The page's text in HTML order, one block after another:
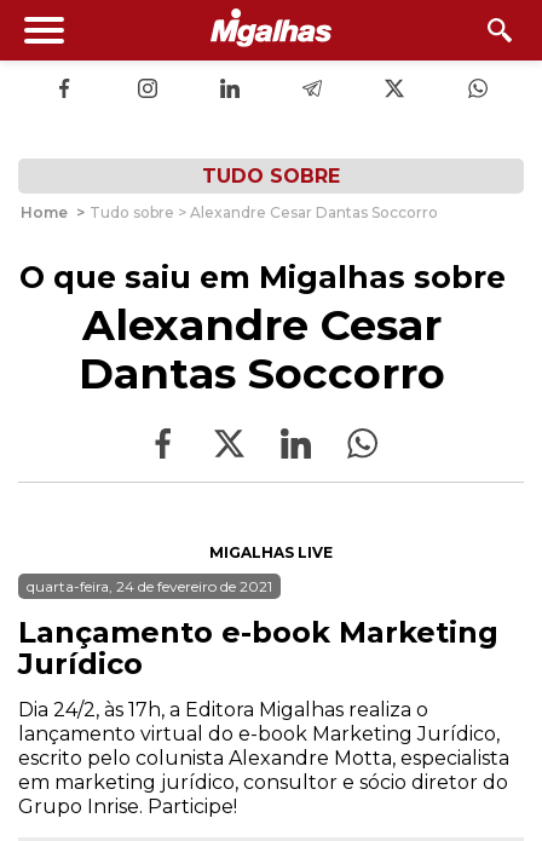
TUDO SOBRE
Home > Tudo sobre > Alexandre Cesar Dantas Soccorro
O que saiu em Migalhas sobre
Alexandre Cesar
Dantas Soccorro
MIGALHAS LIVE
quarta-feira, 24 de fevereiro de 2021
Lançamento e-book Marketing
Jurídico
Dia 24/2, às 17h, a Editora Migalhas realiza o
lançamento virtual do e-book Marketing Jurídico,
escrito pelo colunista Alexandre Motta, especialista
em marketing jurídico, consultor e sócio diretor do
Grupo Inrise. Participe!